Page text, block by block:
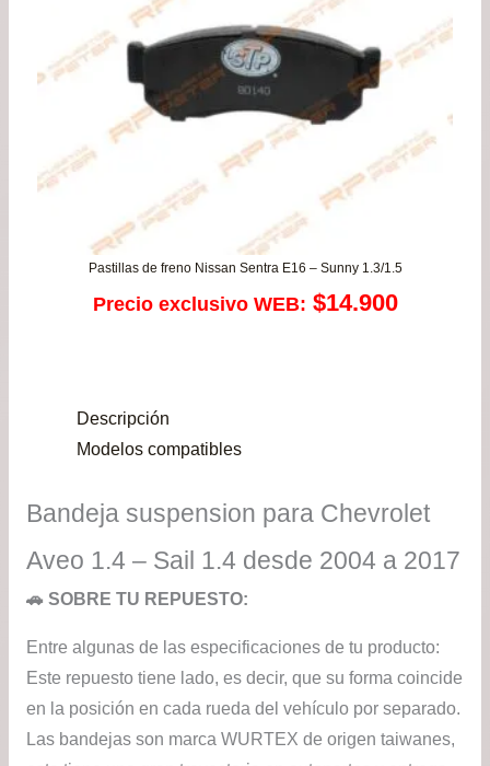
Pastillas de freno Nissan Sentra E16 – Sunny 1.3/1.5
Precio exclusivo WEB: $14.900
Descripción
Modelos compatibles
Bandeja suspension para Chevrolet
Aveo 1.4 – Sail 1.4 desde 2004 a 2017
🚗 SOBRE TU REPUESTO:
Entre algunas de las especificaciones de tu producto:
Este repuesto tiene lado, es decir, que su forma coincide
en la posición en cada rueda del vehículo por separado.
Las bandejas son marca WURTEX de origen taiwanes,